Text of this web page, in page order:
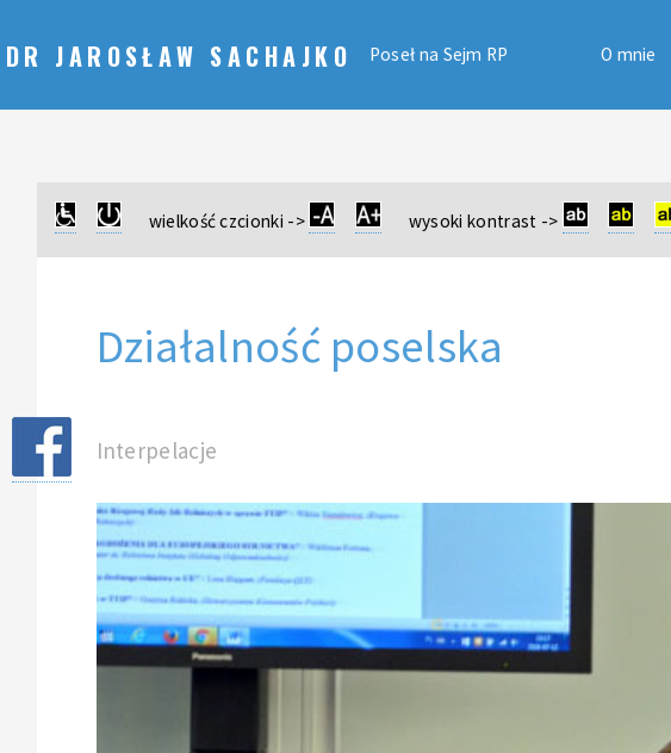
DR JAROSŁAW SACHAJKO Poseł na Sejm RP O mnie
wielkość czcionki -> wysoki kontrast ->
Działalność poselska
Interpelacje